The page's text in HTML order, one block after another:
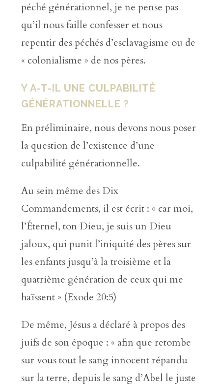
péché générationnel, je ne pense pas
qu’il nous faille confesser et nous
repentir des péchés d’esclavagisme ou de
« colonialisme » de nos pères.
Y A-T-IL UNE CULPABILITÉ
GÉNÉRATIONNELLE ?
En préliminaire, nous devons nous poser
la question de l’existence d’une
culpabilité générationnelle.
Au sein même des Dix
Commandements, il est écrit : « car moi,
l’Éternel, ton Dieu, je suis un Dieu
jaloux, qui punit l’iniquité des pères sur
les enfants jusqu’à la troisième et la
quatrième génération de ceux qui me
haïssent » (Exode 20:5)
De même, Jésus a déclaré à propos des
juifs de son époque : « afin que retombe
sur vous tout le sang innocent répandu
sur la terre, depuis le sang d’Abel le juste